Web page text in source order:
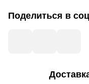
Поделиться в